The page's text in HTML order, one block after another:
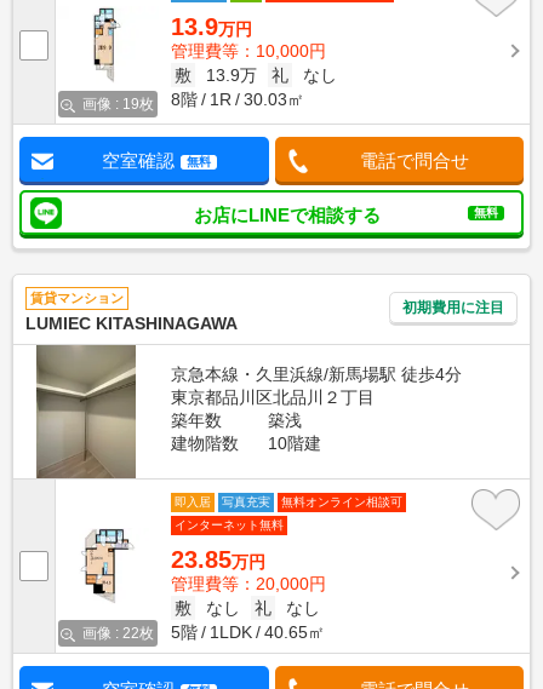
画像 : 19枚
13.9万円
管理費等：10,000円
敷
13.9万 礼
なし
8階
1R 30.03㎡
空室確認 無料 電話で問合せ
お店にLINEで相談する 無料
賃貸マンション
LUMIEC KITASHINAGAWA
初期費用に注目
京急本線・久里浜線/新馬場駅 徒歩4分
東京都品川区北品川２丁目
築年数
築浅
建物階数
10階建
画像 : 22枚
即入居 写真充実
無料オンライン相談可
インターネット無料
23.85万円
管理費等：20,000円
敷
なし 礼
なし
5階
1LDK 40.65㎡